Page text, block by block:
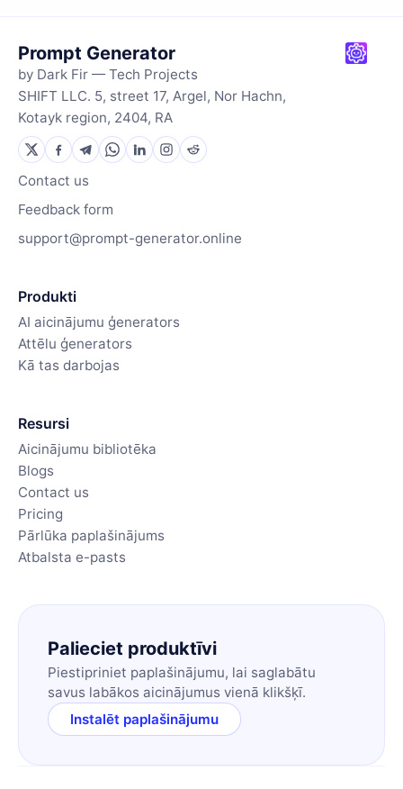
Prompt Generator
by Dark Fir — Tech Projects
SHIFT LLC. 5, street 17, Argel, Nor Hachn,
Kotayk region, 2404, RA
Contact us
Feedback form
support@prompt-generator.online
Produkti
AI aicinājumu ģenerators
Attēlu ģenerators
Kā tas darbojas
Resursi
Aicinājumu bibliotēka
Blogs
Contact us
Pricing
Pārlūka paplašinājums
Atbalsta e-pasts
Palieciet produktīvi
Piestipriniet paplašinājumu, lai saglabātu
savus labākos aicinājumus vienā klikšķī.
Instalēt paplašinājumu